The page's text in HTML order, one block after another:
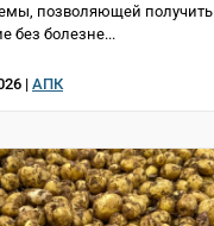
позволяющей получить
без болезне...
|АПК